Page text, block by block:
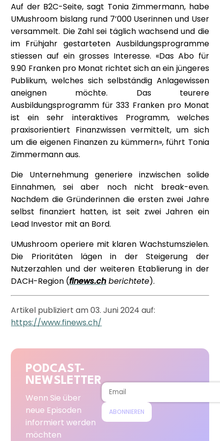
Auf der B2C-Seite, sagt Tonia Zimmermann, habe
UMushroom bislang rund 7’000 Userinnen und User
versammelt. Die Zahl sei täglich wachsend und die
im Frühjahr gestarteten Ausbildungsprogramme
stiessen auf ein grosses Interesse. «Das Abo für
9.90 Franken pro Monat richtet sich an ein jüngeres
Publikum, welches sich selbständig Anlagewissen
aneignen möchte. Das teurere
Ausbildungsprogramm für 333 Franken pro Monat
ist ein sehr interaktives Programm, welches
praxisorientiert Finanzwissen vermittelt, um sich
um die eigenen Finanzen zu kümmern», führt Tonia
Zimmermann aus.
Die Unternehmung generiere inzwischen solide
Einnahmen, sei aber noch nicht break-even.
Nachdem die Gründerinnen die ersten zwei Jahre
selbst finanziert hatten, ist seit zwei Jahren ein
Lead Investor mit an Bord.
UMushroom operiere mit klaren Wachstumszielen.
Die Prioritäten lägen in der Steigerung der
Nutzerzahlen und der weiteren Etablierung in der
DACH-Region (finews.ch berichtete).
Artikel publiziert am 03. Juni 2024 auf:
https://www.finews.ch/
PODCAST-
NEWSLETTER
Wenn Sie über
neue Episoden
informiert werden
möchten
ABONNIEREN